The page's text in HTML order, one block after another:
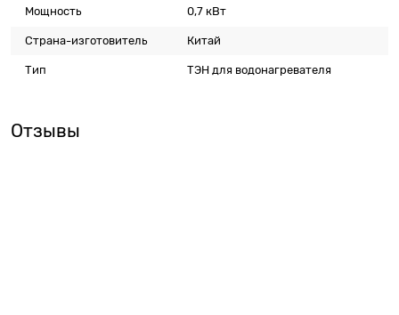
Мощность 0,7 кВт
Страна-изготовитель Китай
Тип ТЭН для водонагревателя
Отзывы